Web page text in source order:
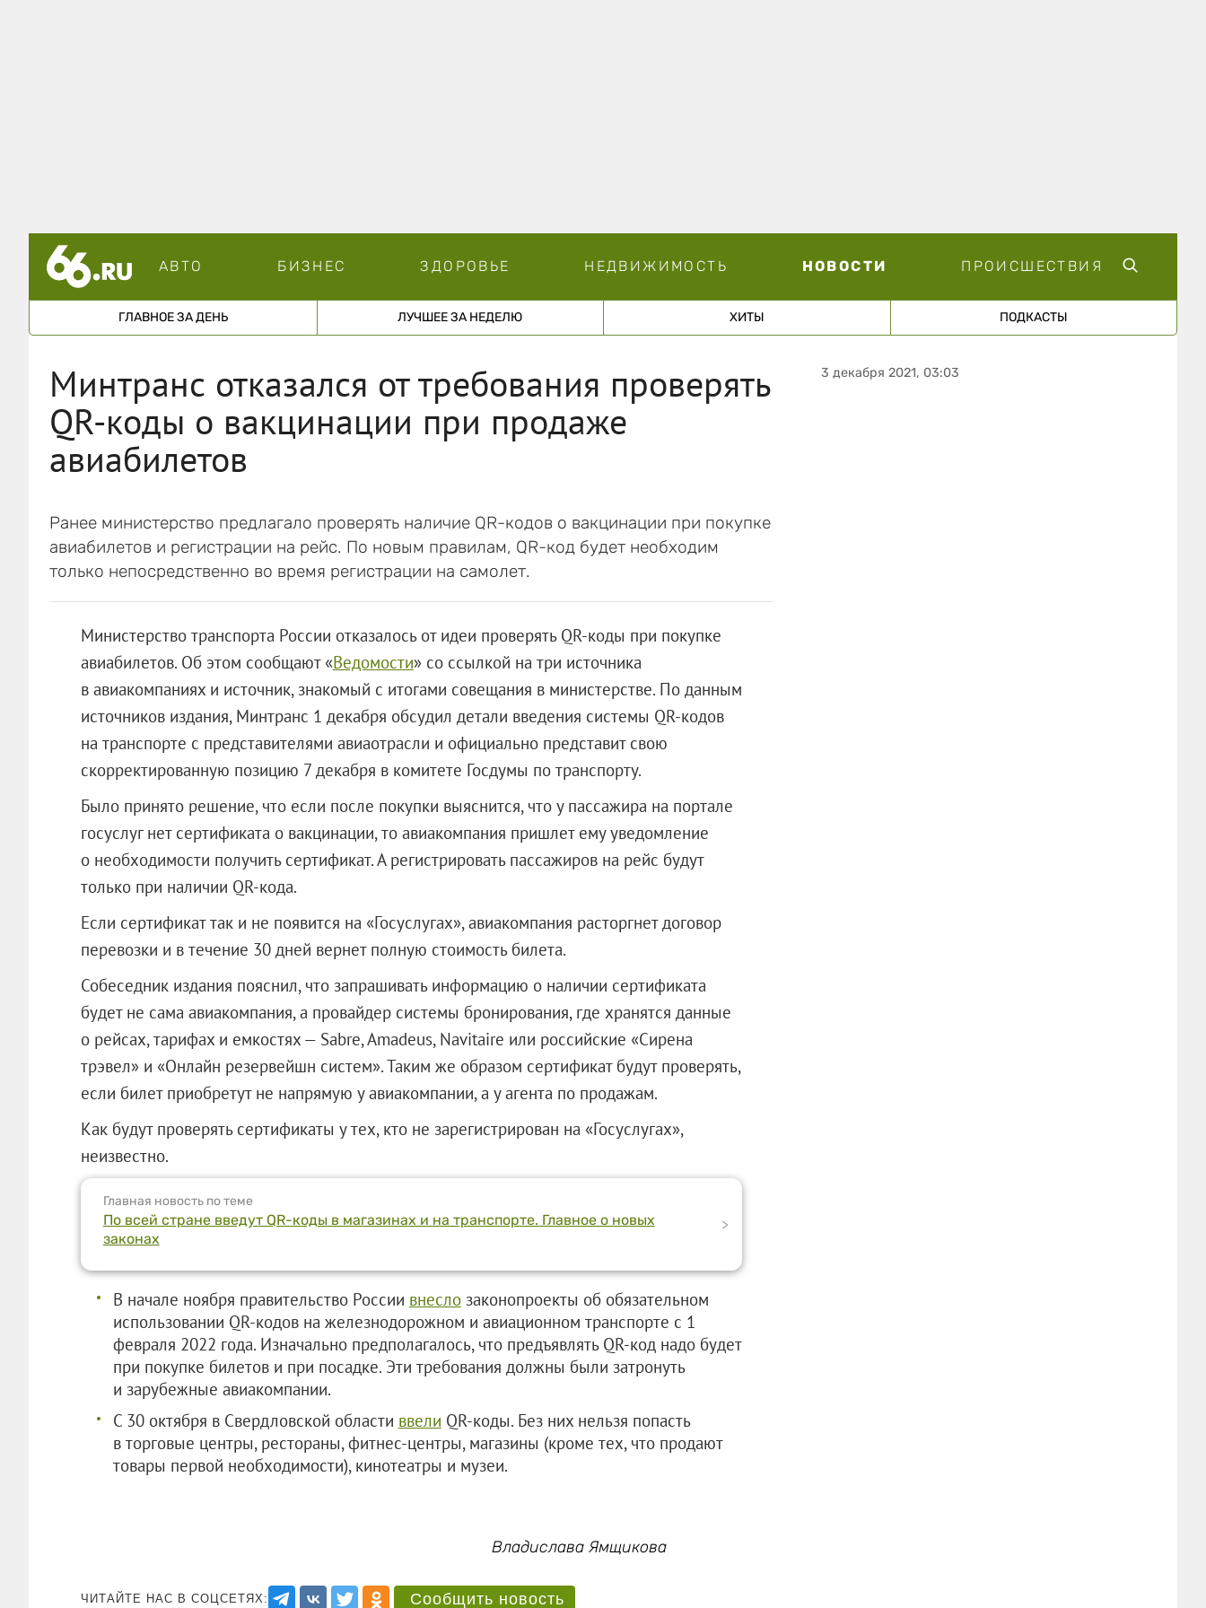
АВТО БИЗНЕС ЗДОРОВЬЕ НЕДВИЖИМОСТЬ НОВОСТИ ПРОИСШЕСТВИЯ
ГЛАВНОЕ ЗА ДЕНЬ ЛУЧШЕЕ ЗА НЕДЕЛЮ ХИТЫ ПОДКАСТЫ
Минтранс отказался от требования проверять
QR-коды о вакцинации при продаже
авиабилетов
Ранее министерство предлагало проверять наличие QR-кодов о вакцинации при покупке
авиабилетов и регистрации на рейс. По новым правилам, QR-код будет необходим
только непосредственно во время регистрации на самолет.
Министерство транспорта России отказалось от идеи проверять QR-коды при покупке
авиабилетов. Об этом сообщают «Ведомости» со ссылкой на три источника
в авиакомпаниях и источник, знакомый с итогами совещания в министерстве. По данным
источников издания, Минтранс 1 декабря обсудил детали введения системы QR-кодов
на транспорте с представителями авиаотрасли и официально представит свою
скорректированную позицию 7 декабря в комитете Госдумы по транспорту.
Было принято решение, что если после покупки выяснится, что у пассажира на портале
госуслуг нет сертификата о вакцинации, то авиакомпания пришлет ему уведомление
о необходимости получить сертификат. А регистрировать пассажиров на рейс будут
только при наличии QR-кода.
Если сертификат так и не появится на «Госуслугах», авиакомпания расторгнет договор
перевозки и в течение 30 дней вернет полную стоимость билета.
Собеседник издания пояснил, что запрашивать информацию о наличии сертификата
будет не сама авиакомпания, а провайдер системы бронирования, где хранятся данные
о рейсах, тарифах и емкостях — Sabre, Amadeus, Navitaire или российские «Сирена
трэвел» и «Онлайн резервейшн систем». Таким же образом сертификат будут проверять,
если билет приобретут не напрямую у авиакомпании, а у агента по продажам.
Как будут проверять сертификаты у тех, кто не зарегистрирован на «Госуслугах»,
неизвестно.
Главная новость по теме
По всей стране введут QR-коды в магазинах и на транспорте. Главное о новых
законах
>
В начале ноября правительство России внеслозаконопроекты об обязательном
использовании QR-кодов на железнодорожном и авиационном транспорте с 1
февраля 2022 года. Изначально предполагалось, что предъявлять QR-код надо будет
при покупке билетов и при посадке. Эти требования должны были затронуть
и зарубежные авиакомпании.
С 30 октября в Свердловской области ввели QR-коды. Без них нельзя попасть
в торговые центры, рестораны, фитнес-центры, магазины (кроме тех, что продают
товары первой необходимости), кинотеатры и музеи.
Владислава Ямщикова
ЧИТАЙТЕ НАС В СОЦСЕТЯХ: Сообщить новость
3 декабря 2021, 03:03